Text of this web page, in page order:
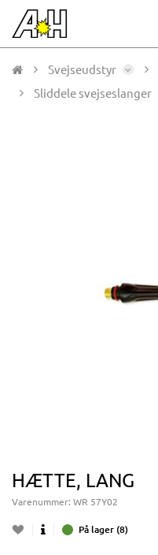
Svejseudstyr
Sliddele svejseslanger
HÆTTE, LANG
Varenummer: WR 57Y02
På lager (8)